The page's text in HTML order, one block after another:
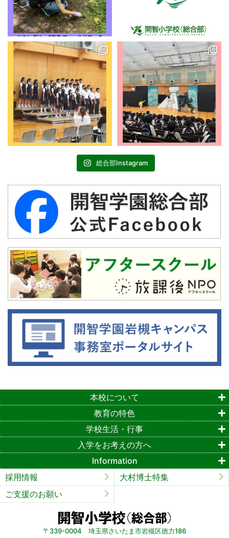
総合部Instagram
〒339-0004 埼玉県さいたま市岩槻区徳力186
本校について
教育の特色
学校生活・行事
入学をお考えの方へ
Information
採用情報
大村博士特集
ご支援のお願い